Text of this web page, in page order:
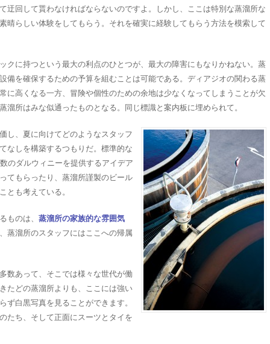
迂回して貰わなければならないのですよ。しかし、ここは特別な蒸溜所な
晴らしい体験をしてもらう。それを確実に経験してもらう方法を模索して
クに持つという最大の利点のひとつが、最大の障害にもなりかねない。蒸
備を確保するための予算を組むことは可能である。ディアジオの関わる蒸
に高くなる一方、冒険や個性のための余地は少なくなってしまうことが欠
所はみな似通ったものとなる。同じ標識と案内板に埋められて。
し、夏に向けてどのようなスタッフ
なしを構築するつもりだ。標準的な
のダルウィニーを提供するアイデア
てもらったり、蒸溜所謹製のビール
とも考えている。
ものは、 蒸溜所の家族的な雰囲気
蒸溜所のスタッフにはここへの帰属
数あって、そこでは様々な世代が働
たどの蒸溜所よりも、ここには強い
ず白黒写真を見ることができます。
たち、そして正面にスーツとタイを